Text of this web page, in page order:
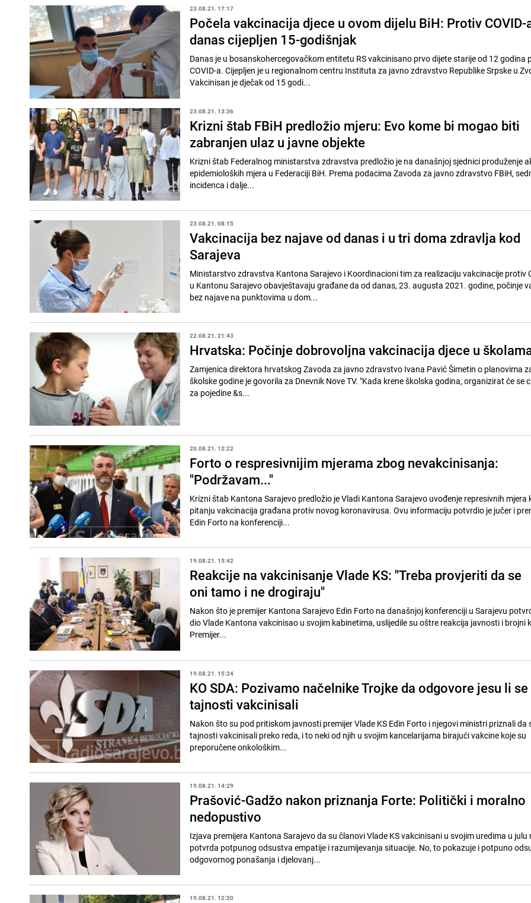
23.08.21. 17:17
Počela vakcinacija djece u ovom dijelu BiH: Protiv COVID-
danas cijepljen 15-godišnjak
Danas je u bosanskohercegovačkom entitetu RS vakcinisano prvo dijete starije od 12 godina
COVID-a. Cijepljen je u regionalnom centru Instituta za javno zdravstvo Republike Srpske u
Vakcinisan je dječak od 15 godi...
23.08.21. 13:36
Krizni štab FBiH predložio mjeru: Evo kome bi mogao biti
zabranjen ulaz u javne objekte
Krizni štab Federalnog ministarstva zdravstva predložio je na današnjoj sjednici produženje
epidemioloških mjera u Federaciji BiH. Prema podacima Zavoda za javno zdravstvo FBiH,
incidenca i dalje...
23.08.21. 08:15
Vakcinacija bez najave od danas i u tri doma zdravlja kod
Sarajeva
Ministarstvo zdravstva Kantona Sarajevo i Koordinacioni tim za realizaciju vakcinacije protiv
u Kantonu Sarajevo obavještavaju građane da od danas, 23. augusta 2021. godine, počinje
bez najave na punktovima u dom...
22.08.21. 21:43
Hrvatska: Počinje dobrovoljna vakcinacija djece u
Zamjenica direktora hrvatskog Zavoda za javno zdravstvo Ivana Pavić Šimetin o planovima
školske godine je govorila za Dnevnik Nove TV. "Kada krene školska godina, organizirat će se
za pojedine &s...
20.08.21. 12:22
Forto o respresivnijim mjerama zbog nevakcinisanja:
"Podržavam..."
Krizni štab Kantona Sarajevo predložio je Vladi Kantona Sarajevo uvođenje represivnih mjera
pitanju vakcinacija građana protiv novog koronavirusa. Ovu informaciju potvrdio je jučer i
Edin Forto na konferenciji...
19.08.21. 15:42
Reakcije na vakcinisanje Vlade KS: "Treba provjeriti da se
oni tamo i ne drogiraju"
Nakon što je premijer Kantona Sarajevo Edin Forto na današnjoj konferenciji u Sarajevu
dio Vlade Kantona vakcinisao u svojim kabinetima, uslijedile su oštre reakcija javnosti i brojni
Premijer...
19.08.21. 15:24
KO SDA: Pozivamo načelnike Trojke da odgovore jesu li se
tajnosti vakcinisali
Nakon što su pod pritiskom javnosti premijer Vlade KS Edin Forto i njegovi ministri priznali da
tajnosti vakcinisali preko reda, i to neki od njih u svojim kancelarijama birajući vakcine koje su
preporučene onkološkim...
19.08.21. 14:29
Prašović-Gadžo nakon priznanja Forte: Politički i moralno
nedopustivo
Izjava premijera Kantona Sarajevo da su članovi Vlade KS vakcinisani u svojim uredima u julu
potvrda potpunog odsustva empatije i razumijevanja situacije. No, to pokazuje i potpuno
odgovornog ponašanja i djelovanj...
19.08.21. 12:20